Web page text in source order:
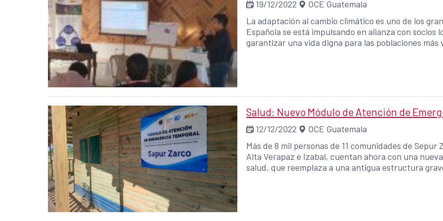
19/12/2022
OCE Guatemala
La adaptación al cambio climático es uno de los
Española se está impulsando en alianza con
garantizar una vida digna para las poblaciones más
comunidades, del departamento de Sololá entre el 2020 y el 2022. El
trabajo para lograr i) Mayor acceso a agua segura y
de la gobernanza municipal y local relativa a la
abordaje integral que incluya la adaptación
del proyecto, Pablo Yax, el ICC, manifestó que la
fundamental para lograr los resultados alcanzados
ese esfuerzo colectivo. Destacó la participación
Salud: Nuevo Módulo de Atención de
12/12/2022
OCE Guatemala
Más de 8 mil personas de 11 comunidades de
Alta Verapaz e Izabal, cuentan ahora con una
salud, que reemplaza a una antigua estructura